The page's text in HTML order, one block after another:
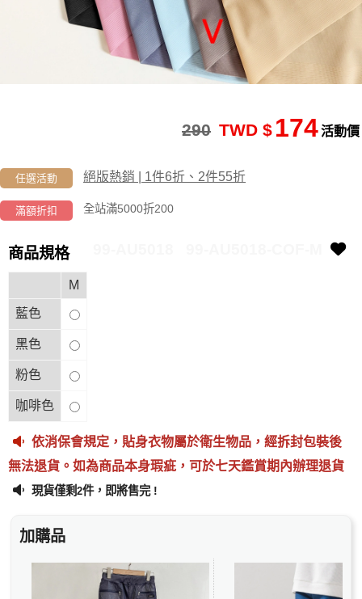
活動價
174
TWD $
290
任選活動 絕版熱銷 | 1件6折、2件55折
滿額折扣 全站滿5000折200
商品規格
M
藍色
黑色
粉色
咖啡色
依消保會規定，貼身衣物屬於衛生物品，經拆封包裝後
無法退貨。如為商品本身瑕疵，可於七天鑑賞期內辦理退貨
現貨僅剩2件，即將售完 !
加購品